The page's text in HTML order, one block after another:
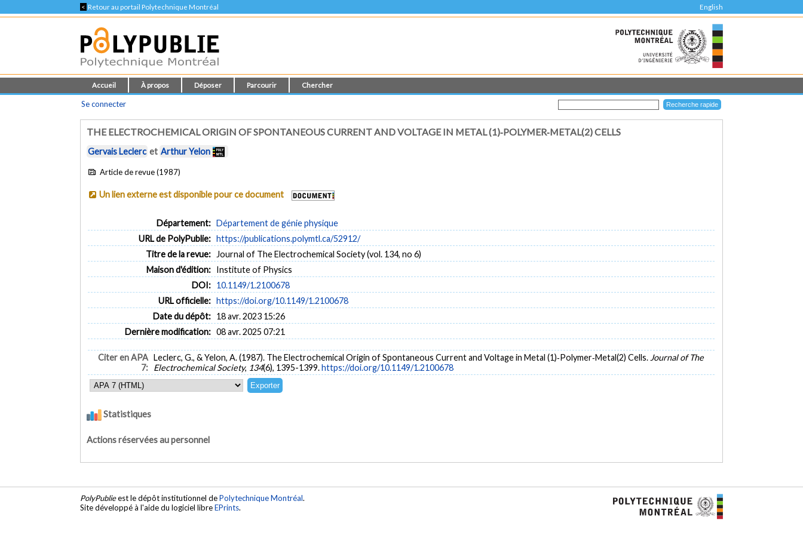
< Retour au portail Polytechnique Montréal English
Accueil À propos Déposer Parcourir Chercher
Se connecter
THE ELECTROCHEMICAL ORIGIN OF SPONTANEOUS CURRENT AND VOLTAGE IN METAL (1)‐POLYMER‐METAL(2) CELLS
Gervais Leclerc et Arthur Yelon
Article de revue (1987)
Un lien externe est disponible pour ce document
Département: Département de génie physique
URL de PolyPublie: https://publications.polymtl.ca/52912/
Titre de la revue:
Journal of The Electrochemical Society (vol. 134, no 6)
Maison d'édition: Institute of Physics
DOI: 10.1149/1.2100678
URL officielle: https://doi.org/10.1149/1.2100678
Date du dépôt: 18 avr. 2023 15:26
Dernière modification: 08 avr. 2025 07:21
Citer en APA
7:
Leclerc, G., & Yelon, A. (1987). The Electrochemical Origin of Spontaneous Current and Voltage in Metal (1)‐Polymer‐Metal(2) Cells. Journal of The
Electrochemical Society, 134(6), 1395-1399.https://doi.org/10.1149/1.2100678
Statistiques
Actions réservées au personnel
PolyPublieest le dépôt institutionnel dePolytechnique Montréal.
Site développé à l'aide du logiciel libreEPrints.